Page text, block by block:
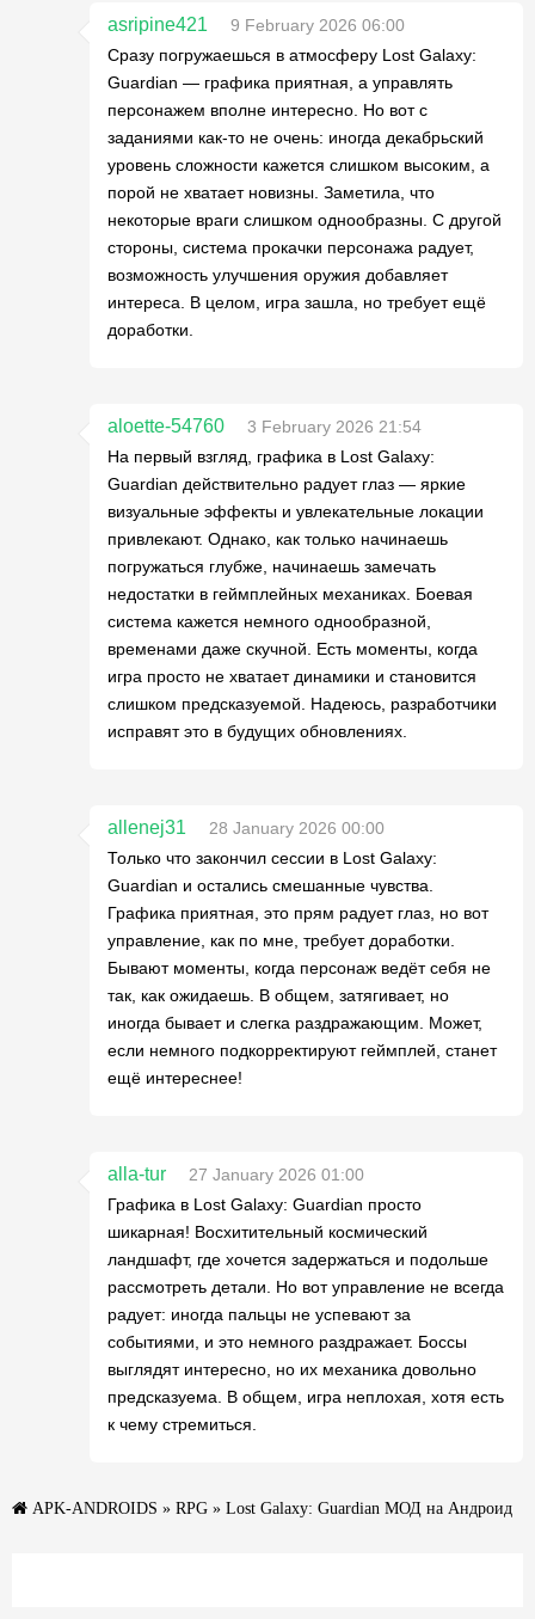
asripine421
9 February 2026 06:00
Сразу погружаешься в атмосферу Lost Galaxy:
Guardian — графика приятная, а управлять
персонажем вполне интересно. Но вот с
заданиями как-то не очень: иногда декабрьский
уровень сложности кажется слишком высоким, а
порой не хватает новизны. Заметила, что
некоторые враги слишком однообразны. С другой
стороны, система прокачки персонажа радует,
возможность улучшения оружия добавляет
интереса. В целом, игра зашла, но требует ещё
доработки.
aloette-54760
3 February 2026 21:54
На первый взгляд, графика в Lost Galaxy:
Guardian действительно радует глаз — яркие
визуальные эффекты и увлекательные локации
привлекают. Однако, как только начинаешь
погружаться глубже, начинаешь замечать
недостатки в геймплейных механиках. Боевая
система кажется немного однообразной,
временами даже скучной. Есть моменты, когда
игра просто не хватает динамики и становится
слишком предсказуемой. Надеюсь, разработчики
исправят это в будущих обновлениях.
allenej31
28 January 2026 00:00
Только что закончил сессии в Lost Galaxy:
Guardian и остались смешанные чувства.
Графика приятная, это прям радует глаз, но вот
управление, как по мне, требует доработки.
Бывают моменты, когда персонаж ведёт себя не
так, как ожидаешь. В общем, затягивает, но
иногда бывает и слегка раздражающим. Может,
если немного подкорректируют геймплей, станет
ещё интереснее!
alla-tur
27 January 2026 01:00
Графика в Lost Galaxy: Guardian просто
шикарная! Восхитительный космический
ландшафт, где хочется задержаться и подольше
рассмотреть детали. Но вот управление не всегда
радует: иногда пальцы не успевают за
событиями, и это немного раздражает. Боссы
выглядят интересно, но их механика довольно
предсказуема. В общем, игра неплохая, хотя есть
к чему стремиться.
APK-ANDROIDS » RPG » Lost Galaxy: Guardian МОД на Андроид